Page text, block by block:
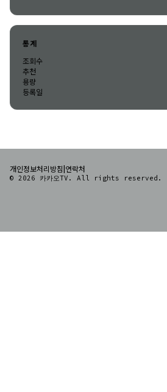
통계
조회수
추천
용량
등록일
개인정보처리방침|연락처
© 2026 카카오TV. All rights reserved.